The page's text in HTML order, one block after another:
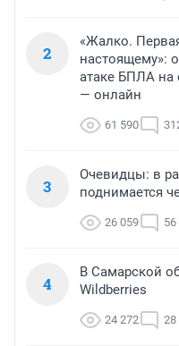
2
«Жалко.
настоящему»:
атаке БПЛА на
— онлайн
61 590
3
Очевидцы: в
поднимается
26 059 56
4
В Самарской
Wildberries
24 272 28